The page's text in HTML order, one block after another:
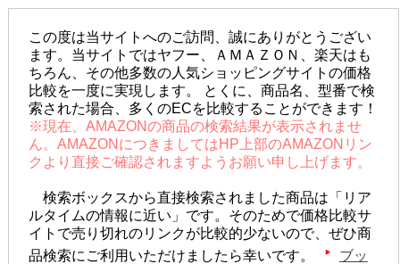
この度は当サイトへのご訪問、誠にありがとうござい
ます。当サイトではヤフー、ＡＭＡＺＯＮ、楽天はも
ちろん、その他多数の人気ショッピングサイトの価格
比較を一度に実現します。 とくに、商品名、型番で検
索された場合、多くのECを比較することができます！
※現在、AMAZONの商品の検索結果が表示されませ
ん。AMAZONにつきましてはHP上部のAMAZONリン
クより直接ご確認されますようお願い申し上げます。
検索ボックスから直接検索されました商品は「リア
ルタイムの情報に近い」です。そのためで価格比較サ
イトで売り切れのリンクが比較的少ないので、ぜひ商
品検索にご利用いただけましたら幸いです。
ブッ